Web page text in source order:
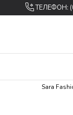
ТЕЛЕФОН:
Sara